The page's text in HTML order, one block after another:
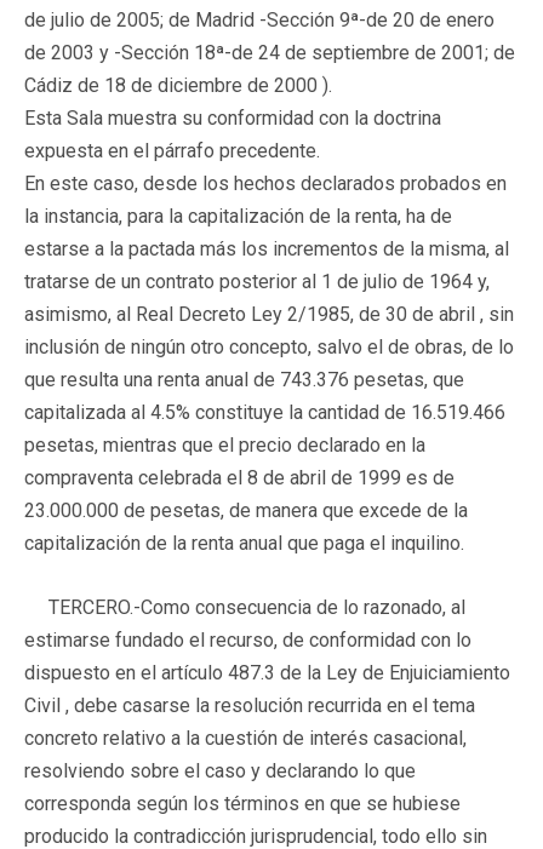
de julio de 2005; de Madrid -Sección 9ª-de 20 de enero
de 2003 y -Sección 18ª-de 24 de septiembre de 2001; de
Cádiz de 18 de diciembre de 2000 ).
Esta Sala muestra su conformidad con la doctrina
expuesta en el párrafo precedente.
En este caso, desde los hechos declarados probados en
la instancia, para la capitalización de la renta, ha de
estarse a la pactada más los incrementos de la misma, al
tratarse de un contrato posterior al 1 de julio de 1964 y,
asimismo, al Real Decreto Ley 2/1985, de 30 de abril , sin
inclusión de ningún otro concepto, salvo el de obras, de lo
que resulta una renta anual de 743.376 pesetas, que
capitalizada al 4.5% constituye la cantidad de 16.519.466
pesetas, mientras que el precio declarado en la
compraventa celebrada el 8 de abril de 1999 es de
23.000.000 de pesetas, de manera que excede de la
capitalización de la renta anual que paga el inquilino.
TERCERO.-Como consecuencia de lo razonado, al
estimarse fundado el recurso, de conformidad con lo
dispuesto en el artículo 487.3 de la Ley de Enjuiciamiento
Civil , debe casarse la resolución recurrida en el tema
concreto relativo a la cuestión de interés casacional,
resolviendo sobre el caso y declarando lo que
corresponda según los términos en que se hubiese
producido la contradicción jurisprudencial, todo ello sin